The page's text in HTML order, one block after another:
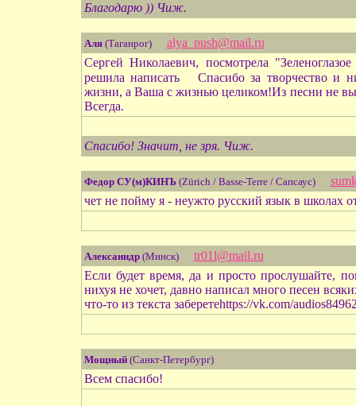
Благодарю )) Чиж.
Аля(Таганрог)
alya_push@mail.ru
Сергей Николаевич, посмотрела
решила написать
Спасибо за творчество и
жизни, а Ваша с жизнью целиком!Из песни не
Всегда.
Спасибо! Значит, не зря. Чиж.
Федор СУ(м)КИНЪ(Zürich / Basse-Terre / Сапсаус)
чет не пойму я - неужто русский язык в школах
Алексанндр(Минск)
tr01l@mail.ru
Если будет время, да и просто прослушайте,
нихуя не хочет, давно написал много песен
что-то из текста заберетеhttps://vk.com/
Мощный(Санкт-Петербург)
Всем спасибо!